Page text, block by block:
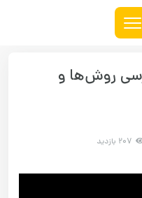
روش‌ها و
207 بازدید